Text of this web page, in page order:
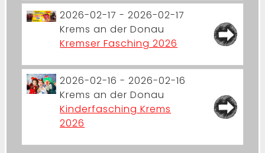
2026-02-17 - 2026-02-17
Krems an der Donau
Kremser Fasching 2026
2026-02-16 - 2026-02-16
Krems an der Donau
Kinderfasching Krems
2026